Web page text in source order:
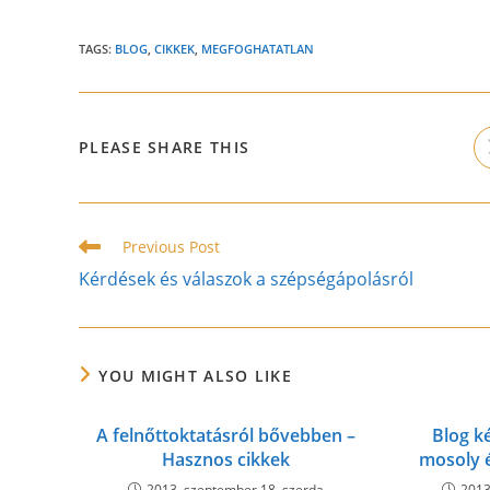
TAGS: BLOG, CIKKEK, MEGFOGHATATLAN
PLEASE SHARE THIS
Read
more
articles
Previous Post
Kérdések és válaszok a szépségápolásról
YOU MIGHT ALSO LIKE
A felnőttoktatásról bővebben –
Hasznos cikkek
Blog
mosoly